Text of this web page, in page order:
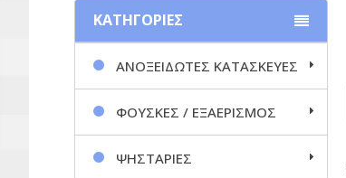
ΚΑΤΗΓΟΡΙΕΣ
ΑΝΟΞΕΙΔΩΤΕΣ ΚΑΤΑΣΚΕΥΕΣ
ΦΟΥΣΚΕΣ / ΕΞΑΕΡΙΣΜΟΣ
ΨΗΣΤΑΡΙΕΣ